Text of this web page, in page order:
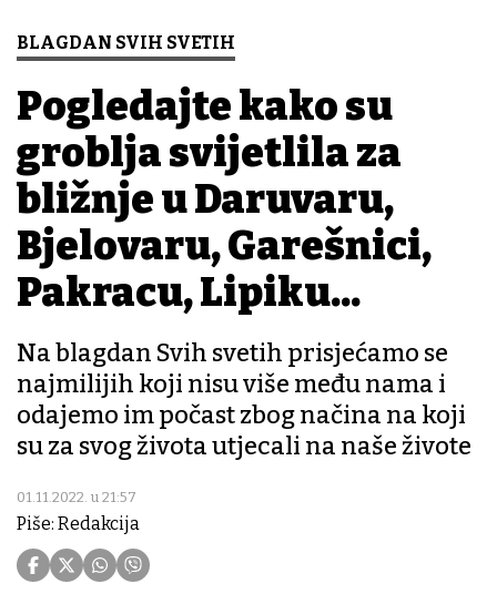
BLAGDAN SVIH SVETIH
Pogledajte kako su
groblja svijetlila za
bližnje u Daruvaru,
Bjelovaru, Garešnici,
Pakracu, Lipiku...
Na blagdan Svih svetih prisjećamo se
najmilijih koji nisu više među nama i
odajemo im počast zbog načina na koji
su za svog života utjecali na naše živote
01.11.2022. u 21:57
Piše: Redakcija